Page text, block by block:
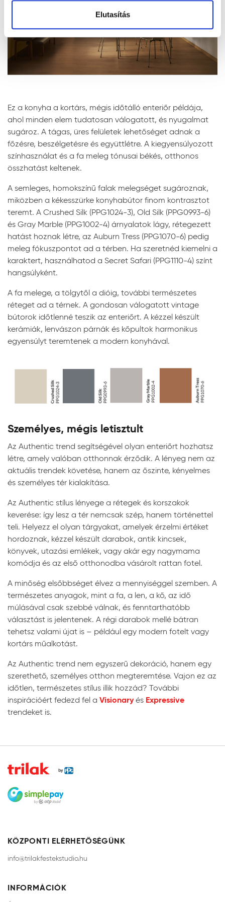
Elutasítás
Ez a konyha a kortárs, mégis időtálló enteriőr példája,
ahol minden elem tudatosan válogatott, és nyugalmat
sugároz. A tágas, üres felületek lehetőséget adnak a
főzésre, beszélgetésre és együttlétre. A kiegyensúlyozott
színhasználat és a fa meleg tónusai békés, otthonos
összhatást keltenek.
A semleges, homokszínű falak melegséget sugároznak,
miközben a kékesszürke konyhabútor finom kontrasztot
teremt. A Crushed Silk (PPG1024-3), Old Silk (PPG0993-6)
és Gray Marble (PPG1002-4) árnyalatok lágy, rétegezett
hatást hoznak létre, az Auburn Tress (PPG1070-6) pedig
meleg fókuszpontot ad a térben. Ha szeretnéd kiemelni a
karaktert, használhatod a Secret Safari (PPG1110-4) színt
hangsúlyként.
A fa melege, a tölgytől a dióig, további természetes
réteget ad a térnek. A gondosan válogatott vintage
bútorok időtlenné teszik az enteriőrt. A kézzel készült
kerámiák, lenvászon párnák és kőpultok harmonikus
egyensúlyt teremtenek a modern konyhával.
Személyes, mégis letisztult
Az Authentic trend segítségével olyan enteriőrt hozhatsz
létre, amely valóban otthonnak érződik. A lényeg nem az
aktuális trendek követése, hanem az őszinte, kényelmes
és személyes tér kialakítása.
Az Authentic stílus lényege a rétegek és korszakok
keverése: így lesz a tér nemcsak szép, hanem történettel
teli. Helyezz el olyan tárgyakat, amelyek érzelmi értéket
hordoznak, kézzel készült darabok, antik kincsek,
könyvek, utazási emlékek, vagy akár egy nagymama
komódja és az első otthonodba vásárolt rattan fotel.
A minőség elsőbbséget élvez a mennyiséggel szemben. A
természetes anyagok, mint a fa, a len, a kő, az idő
múlásával csak szebbé válnak, és fenntarthatóbb
választást is jelentenek. A régi darabok mellé bátran
tehetsz valami újat is – például egy modern fotelt vagy
kortárs műalkotást.
Az Authentic trend nem egyszerű dekoráció, hanem egy
szerethető, személyes otthon megteremtése. Vajon ez az
időtlen, természetes stílus illik hozzád? További
inspirációért fedezd fel a Visionaryés Expressive
trendeket is.
KÖZPONTI ELÉRHETŐSÉGÜNK
info@trilakfestekstudio.hu
INFORMÁCIÓK